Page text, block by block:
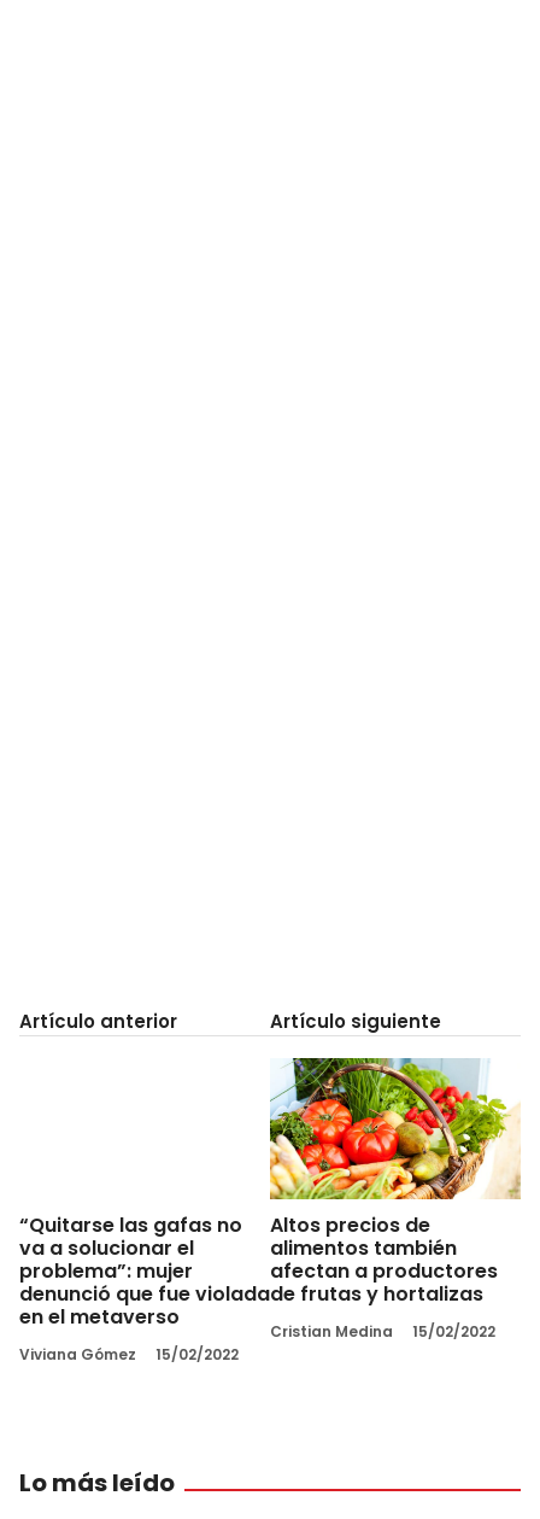
Artículo anterior
“Quitarse las gafas no
va a solucionar el
problema”: mujer
denunció que fue violada
en el metaverso
Viviana Gómez 15/02/2022
Artículo siguiente
Altos precios de
alimentos también
afectan a productores
de frutas y hortalizas
Cristian Medina 15/02/2022
Lo más leído